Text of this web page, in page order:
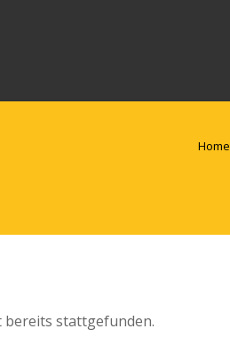
Home
bereits stattgefunden.